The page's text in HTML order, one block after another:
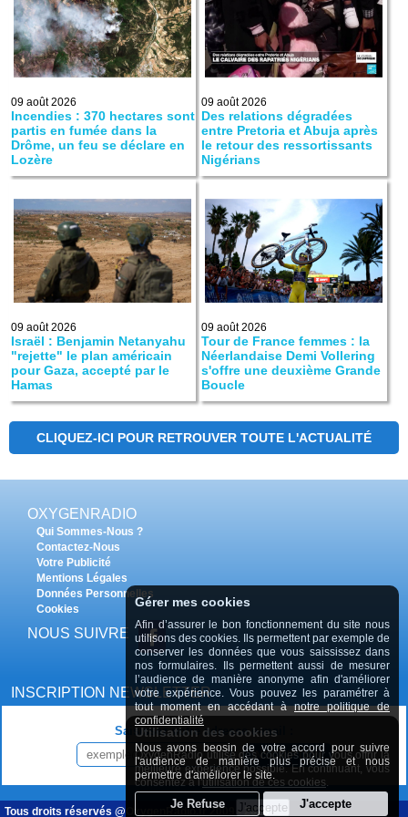
09 août 2026
Incendies : 370 hectares sont
partis en fumée dans la
Drôme, un feu se déclare en
Lozère
09 août 2026
Des relations dégradées
entre Pretoria et Abuja après
le retour des ressortissants
Nigérians
09 août 2026
Israël : Benjamin Netanyahu
"rejette" le plan américain
pour Gaza, accepté par le
Hamas
09 août 2026
Tour de France femmes : la
Néerlandaise Demi Vollering
s'offre une deuxième Grande
Boucle
CLIQUEZ-ICI POUR RETROUVER TOUTE L'ACTUALITÉ
OXYGENRADIO
Qui Sommes-Nous ?
Contactez-Nous
Votre Publicité
Mentions Légales
Données Personnelles
Cookies
NOUS SUIVRE
INSCRIPTION NEWSLETTER
Saisissez votre adresse e-mail :
INSCRIPTION
Tous droits réservés @OxygenRadio.fr 2009 - 2020
Utilisation des cookies
OxygenRadio utilise des cookies pour vous offrir la
meilleure expérience possible. En continuant, vous
consentez à l'utilisation de ces cookies.
Gérer mes cookies
Afin d’assurer le bon fonctionnement du site nous
utilisons des cookies. Ils permettent par exemple de
conserver les données que vous saississez dans
nos formulaires. Ils permettent aussi de mesurer
l’audience de manière anonyme afin d'améliorer
votre expérience. Vous pouvez les paramétrer à
tout moment en accédant ànotre politique de
confidentialité
Nous avons beosin de votre accord pour suivre
l'audience de manière plus précise et nous
permettre d'améliorer le site.